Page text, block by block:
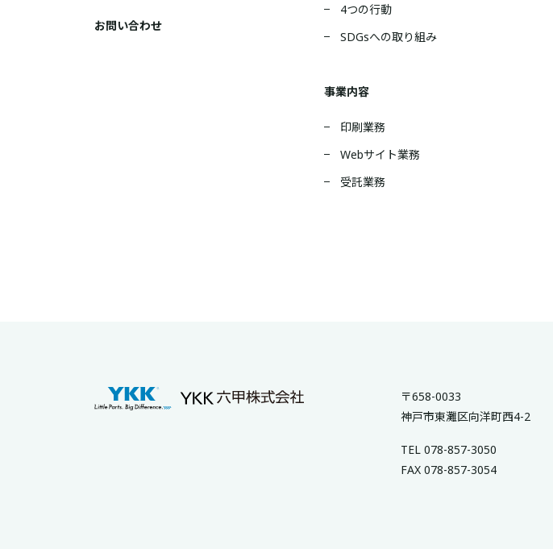
お問い合わせ
4つの行動
SDGsへの取り組み
事業内容
印刷業務
Webサイト業務
受託業務
〒658-0033
神戸市東灘区向洋町西4-2
TEL 078-857-3050
FAX 078-857-3054